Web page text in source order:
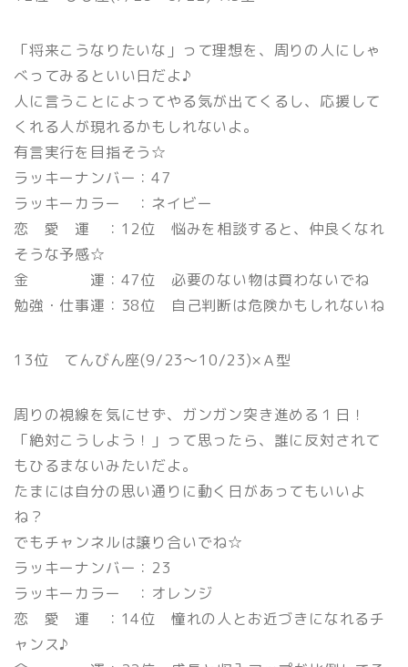
「将来こうなりたいな」って理想を、周りの人にしゃ
べってみるといい日だよ♪
人に言うことによってやる気が出てくるし、応援して
くれる人が現れるかもしれないよ。
有言実行を目指そう☆
ラッキーナンバー：47
ラッキーカラー ：ネイビー
恋 愛 運 ：12位 悩みを相談すると、仲良くなれ
そうな予感☆
金 運：47位 必要のない物は買わないでね
勉強・仕事運：38位 自己判断は危険かもしれないね
13位 てんびん座(9/23〜10/23)×Ａ型
周りの視線を気にせず、ガンガン突き進める１日！
「絶対こうしよう！」って思ったら、誰に反対されて
もひるまないみたいだよ。
たまには自分の思い通りに動く日があってもいいよ
ね？
でもチャンネルは譲り合いでね☆
ラッキーナンバー：23
ラッキーカラー ：オレンジ
恋 愛 運 ：14位 憧れの人とお近づきになれるチ
ャンス♪